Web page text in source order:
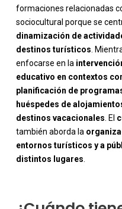
formaciones relacionadas
sociocultural porque se
dinamización de
destinos turísticos .
enfocarse en la
educativo en contextos
planificación de
huéspedes de
destinos vacacionales . El
también aborda la
entornos turísticos y a
distintos lugares
-